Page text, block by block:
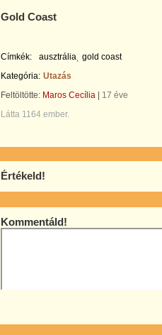
Gold Coast
Címkék: ausztrália gold coast
Kategória: Utazás
Feltöltötte: Maros Cecília
17 éve
Látta 1164 ember.
Értékeld!
Kommentáld!